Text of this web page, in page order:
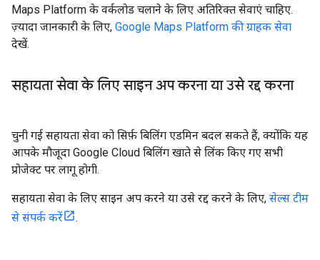
Maps Platform के वर्कलोड चलाने के लिए अतिरिक्त सेवाएं चाहिए.
ज़्यादा जानकारी के लिए, Google Maps Platform की ग्राहक सेवा
देखें.
सहायता सेवा के लिए साइन अप करना या उसे रद्द करना
चुनी गई सहायता सेवा को सिर्फ़ बिलिंग एडमिन बदल सकते हैं, क्योंकि यह
आपके मौजूदा Google Cloud बिलिंग खाते से लिंक किए गए सभी
प्रोजेक्ट पर लागू होगी.
सहायता सेवा के लिए साइन अप करने या उसे रद्द करने के लिए, सेल्स टीम
से संपर्क करें
.